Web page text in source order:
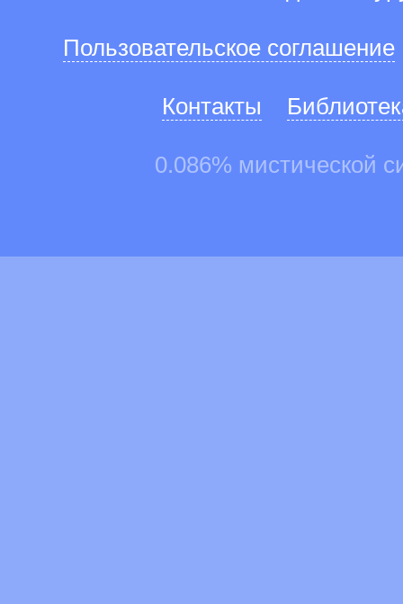
Пользовательское соглашение
Контакты
0.086% мистической